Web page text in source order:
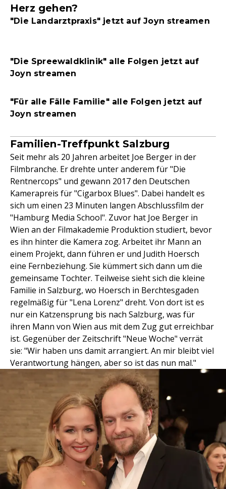
Herz gehen?
"Die Landarztpraxis" jetzt auf Joyn streamen
"Die Spreewaldklinik" alle Folgen jetzt auf
Joyn streamen
"Für alle Fälle Familie" alle Folgen jetzt auf
Joyn streamen
Familien-Treffpunkt Salzburg
Seit mehr als 20 Jahren arbeitet Joe Berger in der
Filmbranche. Er drehte unter anderem für "Die
Rentnercops" und gewann 2017 den Deutschen
Kamerapreis für "Cigarbox Blues". Dabei handelt es
sich um einen 23 Minuten langen Abschlussfilm der
"Hamburg Media School". Zuvor hat Joe Berger in
Wien an der Filmakademie Produktion studiert, bevor
es ihn hinter die Kamera zog. Arbeitet ihr Mann an
einem Projekt, dann führen er und Judith Hoersch
eine Fernbeziehung. Sie kümmert sich dann um die
gemeinsame Tochter. Teilweise sieht sich die kleine
Familie in Salzburg, wo Hoersch in Berchtesgaden
regelmäßig für "Lena Lorenz" dreht. Von dort ist es
nur ein Katzensprung bis nach Salzburg, was für
ihren Mann von Wien aus mit dem Zug gut erreichbar
ist. Gegenüber der Zeitschrift "Neue Woche" verrät
sie: "Wir haben uns damit arrangiert. An mir bleibt viel
Verantwortung hängen, aber so ist das nun mal."